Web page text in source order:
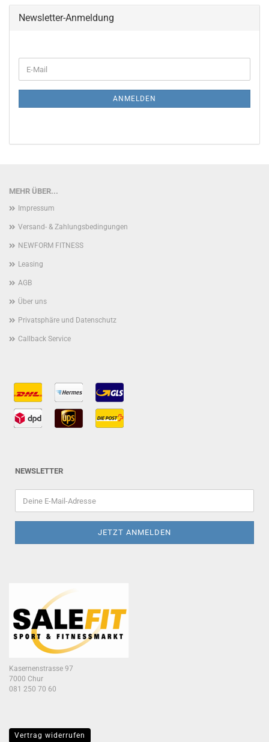
Newsletter-Anmeldung
ZUR
E-
Mail
ANMELDEN
MEHR ÜBER...
Impressum
Versand- & Zahlungsbedingungen
NEWFORM FITNESS
Leasing
AGB
Über uns
Privatsphäre und Datenschutz
Callback Service
NEWSLETTER
Kasernenstrasse 97
7000 Chur
081 250 70 60
Vertrag widerrufen